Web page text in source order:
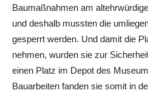
Baumaßnahmen am
und deshalb mussten die
gesperrt werden. Und damit die
nehmen, wurden sie zur
einen Platz im Depot des
Bauarbeiten fanden sie somit in